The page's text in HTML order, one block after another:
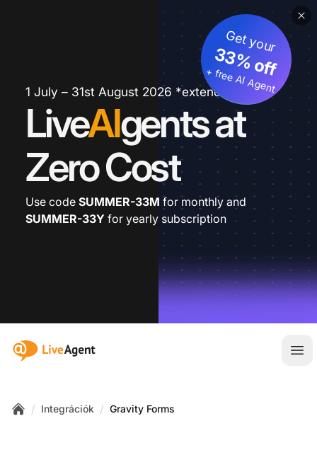
1 July – 31st August 2026 *extended
LiveAIgents at
Zero Cost
Get your
33% off
+ free AI Agent
Use code SUMMER-33M for monthly and
SUMMER-33Y for yearly subscription
:site.title
/ Integrációk / Gravity Forms